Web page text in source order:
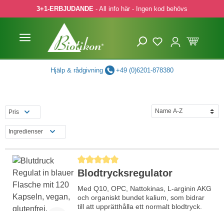
till huvudinnehåll
Hoppa till sökning
Hoppa till huvudnavigering
3+1-ERBJUDANDE - All info här - Ingen kod behövs
Hjälp & rådgivning +49 (0)6201-878380
Pris
Ingredienser
Genomsnittligt betyg på 5 av 5 stjärnor
Blodtrycksregulator
Med Q10, OPC, Nattokinas, L-arginin AKG
och organiskt bundet kalium, som bidrar
till att upprätthålla ett normalt blodtryck.